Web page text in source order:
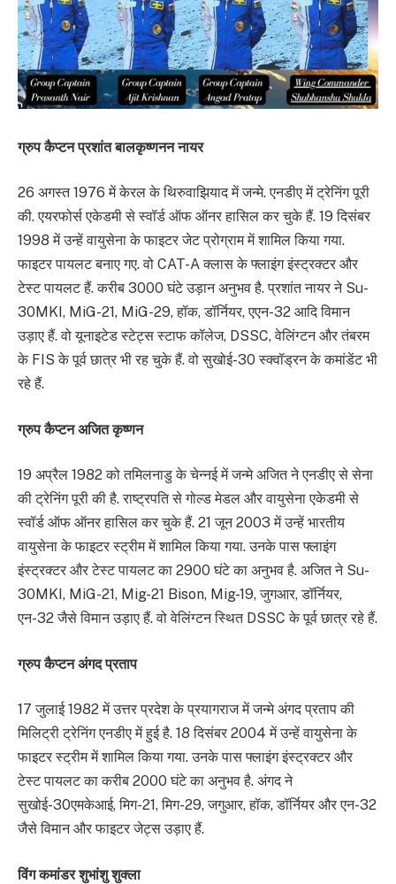
ग्रुप कैप्टन प्रशांत बालकृष्णनन नायर
26 अगस्त 1976 में केरल के थिरुवाझियाद में जन्मे. एनडीए में ट्रेनिंग पूरी
की. एयरफोर्स एकेडमी से स्वॉर्ड ऑफ ऑनर हासिल कर चुके हैं. 19 दिसंबर
1998 में उन्हें वायुसेना के फाइटर जेट प्रोग्राम में शामिल किया गया.
फाइटर पायलट बनाए गए. वो CAT-A क्लास के फ्लाइंग इंस्ट्रक्टर और
टेस्ट पायलट हैं. करीब 3000 घंटे उड़ान अनुभव है. प्रशांत नायर ने Su-
30MKI, MiG-21, MiG-29, हॉक, डॉर्नियर, एएन-32 आदि विमान
उड़ाए हैं. वो यूनाइटेड स्टेट्स स्टाफ कॉलेज, DSSC, वेलिंग्टन और तंबरम
के FIS के पूर्व छात्र भी रह चुके हैं. वो सुखोई-30 स्क्वॉड्रन के कमांडेंट भी
रहे हैं.
ग्रुप कैप्टन अजित कृष्णन
19 अप्रैल 1982 को तमिलनाडु के चेन्नई में जन्मे अजित ने एनडीए से सेना
की ट्रेनिंग पूरी की है. राष्ट्रपति से गोल्ड मेडल और वायुसेना एकेडमी से
स्वॉर्ड ऑफ ऑनर हासिल कर चुके हैं. 21 जून 2003 में उन्हें भारतीय
वायुसेना के फाइटर स्ट्रीम में शामिल किया गया. उनके पास फ्लाइंग
इंस्ट्रक्टर और टेस्ट पायलट का 2900 घंटे का अनुभव है. अजित ने Su-
30MKI, MiG-21, Mig-21 Bison, Mig-19, जुगआर, डॉर्नियर,
एन-32 जैसे विमान उड़ाए हैं. वो वेलिंग्टन स्थित DSSC के पूर्व छात्र रहे हैं.
ग्रुप कैप्टन अंगद प्रताप
17 जुलाई 1982 में उत्तर प्रदेश के प्रयागराज में जन्मे अंगद प्रताप की
मिलिट्री ट्रेनिंग एनडीए में हुई है. 18 दिसंबर 2004 में उन्हें वायुसेना के
फाइटर स्ट्रीम में शामिल किया गया. उनके पास फ्लाइंग इंस्ट्रक्टर और
टेस्ट पायलट का करीब 2000 घंटे का अनुभव है. अंगद ने
सुखोई-30एमकेआई, मिग-21, मिग-29, जगुआर, हॉक, डॉर्नियर और एन-32
जैसे विमान और फाइटर जेट्स उड़ाए हैं.
विंग कमांडर शुभांशु शुक्ला